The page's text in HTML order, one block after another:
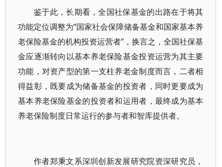
鉴于此，长期看，全国社保基金的出路在于将其
功能定位调整为“国家社会保障储备基金和国家基本养
老保险基金的机构投资运营者”，换言之，全国社保基
金应逐渐转向以基本养老保险基金投资运营为其主要
功能，对资产型的第一支柱养老金制度而言，二者相
得益彰，既要成为储备基金的投资者，同时更要成为
基本养老保险基金的投资者和运用者，最终成为基本
养老保险制度日常运行的参与者和智库提供者。
作者郑秉文系深圳创新发展研究院资深研究员，